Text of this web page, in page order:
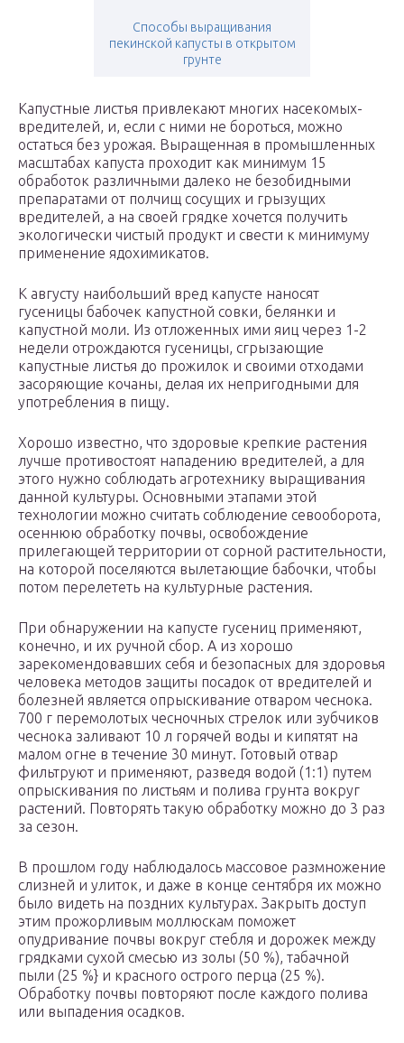
Способы выращивания
пекинской капусты в открытом
грунте
Капустные листья привлекают многих насекомых-
вредителей, и, если с ними не бороться, можно
остаться без урожая. Выращенная в промышленных
масштабах капуста проходит как минимум 15
обработок различными далеко не безобидными
препаратами от полчищ сосущих и грызущих
вредителей, а на своей грядке хочется получить
экологически чистый продукт и свести к минимуму
применение ядохимикатов.
К августу наибольший вред капусте наносят
гусеницы бабочек капустной совки, белянки и
капустной моли. Из отложенных ими яиц через 1-2
недели отрождаются гусеницы, сгрызающие
капустные листья до прожилок и своими отходами
засоряющие кочаны, делая их непригодными для
употребления в пищу.
Хорошо известно, что здоровые крепкие растения
лучше противостоят нападению вредителей, а для
этого нужно соблюдать агротехнику выращивания
данной культуры. Основными этапами этой
технологии можно считать соблюдение севооборота,
осеннюю обработку почвы, освобождение
прилегающей территории от сорной растительности,
на которой поселяются вылетающие бабочки, чтобы
потом перелететь на культурные растения.
При обнаружении на капусте гусениц применяют,
конечно, и их ручной сбор. А из хорошо
зарекомендовавших себя и безопасных для здоровья
человека методов защиты посадок от вредителей и
болезней является опрыскивание отваром чеснока.
700 г перемолотых чесночных стрелок или зубчиков
чеснока заливают 10 л горячей воды и кипятят на
малом огне в течение 30 минут. Готовый отвар
фильтруют и применяют, разведя водой (1:1) путем
опрыскивания по листьям и полива грунта вокруг
растений. Повторять такую обработку можно до 3 раз
за сезон.
В прошлом году наблюдалось массовое размножение
слизней и улиток, и даже в конце сентября их можно
было видеть на поздних культурах. Закрыть доступ
этим прожорливым моллюскам поможет
опудривание почвы вокруг стебля и дорожек между
грядками сухой смесью из золы (50 %), табачной
пыли (25 %} и красного острого перца (25 %).
Обработку почвы повторяют после каждого полива
или выпадения осадков.